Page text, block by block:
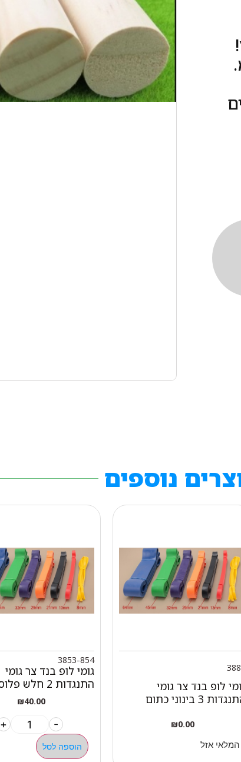
נוספים
לופ בנד צר גומי
3 בינוני כתום
₪0.00
המלאי אזל
3853-854
גומי לופ בנד צר גומי
התנגדות 2 חלש פלוס שחור
₪40.00
-
+
הוספה לסל